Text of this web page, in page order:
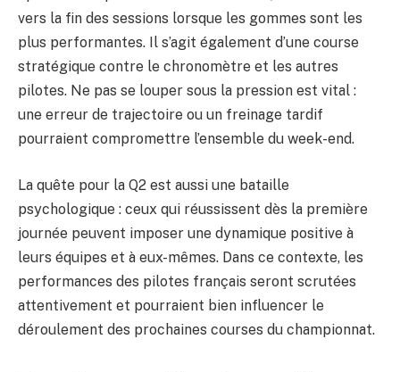
vers la fin des sessions lorsque les gommes sont les
plus performantes. Il s’agit également d’une course
stratégique contre le chronomètre et les autres
pilotes. Ne pas se louper sous la pression est vital :
une erreur de trajectoire ou un freinage tardif
pourraient compromettre l’ensemble du week-end.
La quête pour la Q2 est aussi une bataille
psychologique : ceux qui réussissent dès la première
journée peuvent imposer une dynamique positive à
leurs équipes et à eux-mêmes. Dans ce contexte, les
performances des pilotes français seront scrutées
attentivement et pourraient bien influencer le
déroulement des prochaines courses du championnat.